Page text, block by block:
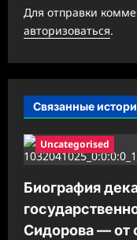
а
п
и
Для отправки
авторизоваться.
Связанные
Uncategorised
Биография
Сидорова — от